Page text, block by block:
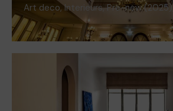
Art deco,Interieurs,Pre-new (2025)